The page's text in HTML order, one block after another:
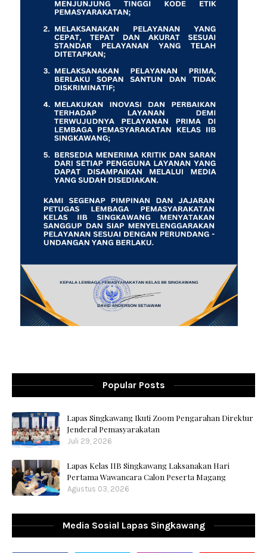
Popular Posts
Lapas Singkawang Ikuti Zoom Pengarahan Direktur
Jenderal Pemasyarakatan
Juli 29, 2026
Lapas Kelas IIB Singkawang Laksanakan Hari
Pertama Wawancara Calon Peserta Magang
Agustus 03, 2026
Media Sosial Lapas Singkawang